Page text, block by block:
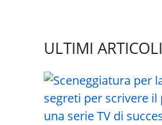
ULTIMI ARTICOLI